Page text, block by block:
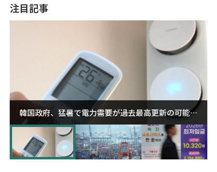
注目記事
韓国政府、猛暑で電力需要が過去最高更新の可能性
に需給対応体制を点検